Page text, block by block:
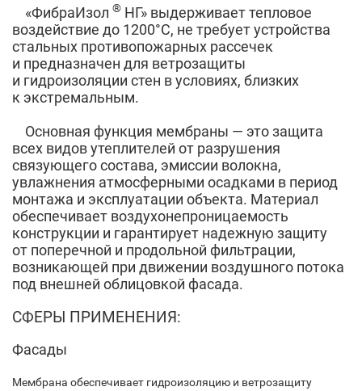
«ФибраИзол ® НГ» выдерживает тепловое
воздействие до 1200°С, не требует устройства
стальных противопожарных рассечек
и предназначен для ветрозащиты
и гидроизоляции стен в условиях, близких
к экстремальным.
Основная функция мембраны — это защита
всех видов утеплителей от разрушения
связующего состава, эмиссии волокна,
увлажнения атмосферными осадками в период
монтажа и эксплуатации объекта. Материал
обеспечивает воздухонепроницаемость
конструкции и гарантирует надежную защиту
от поперечной и продольной фильтрации,
возникающей при движении воздушного потока
под внешней облицовкой фасада.
СФЕРЫ ПРИМЕНЕНИЯ:
Фасады
Мембрана обеспечивает гидроизоляцию и ветрозащиту